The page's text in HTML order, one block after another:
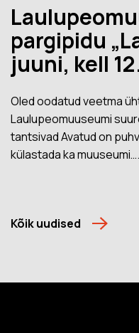
pargipidu
juuni, kell
Oled oodatud veetma
Laulupeomuuseumi
tantsivad Avatud on
külastada ka muuseumi….
Kõik uudised